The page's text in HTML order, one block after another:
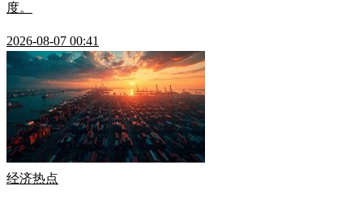
度。
2026-08-07 00:41
经济热点